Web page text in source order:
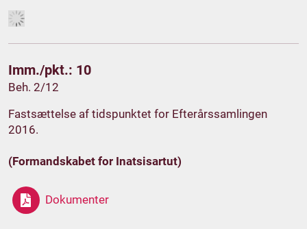
Imm./pkt.: 10
Beh. 2/12
Fastsættelse af tidspunktet for Efterårssamlingen
2016.
(Formandskabet for Inatsisartut)
Dokumenter